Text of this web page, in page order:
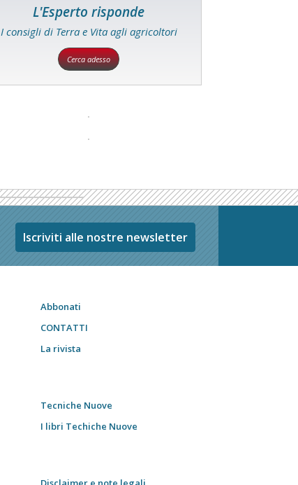
L'Esperto risponde
I consigli di Terra e Vita agli agricoltori
Cerca adesso
Iscriviti alle nostre newsletter
Abbonati
CONTATTI
La rivista
Tecniche Nuove
I libri Techiche Nuove